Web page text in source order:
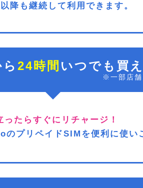
降も継続して利用できます。
24時間 いつでも買え
※一部店舗
ったらすぐにリチャージ！
プリペイドSIMを便利に使い